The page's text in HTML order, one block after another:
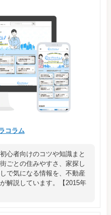
コラム
心者向けのコツや知識まと
ごとの住みやすさ、家探し
で気になる情報を、不動産
解説しています。【2015年